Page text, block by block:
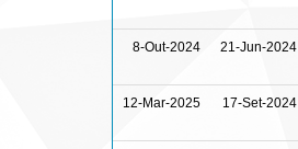
8-Out-2024 21-Jun-2024
12-Mar-2025 17-Set-2024